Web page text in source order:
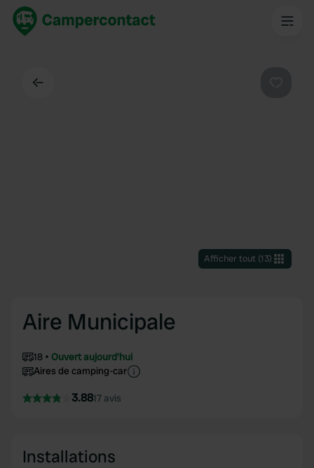
Afficher tout(13)
Aire Municipale
18
Ouvert aujourd'hui
Aires de camping-car
3.8817 avis
Installations